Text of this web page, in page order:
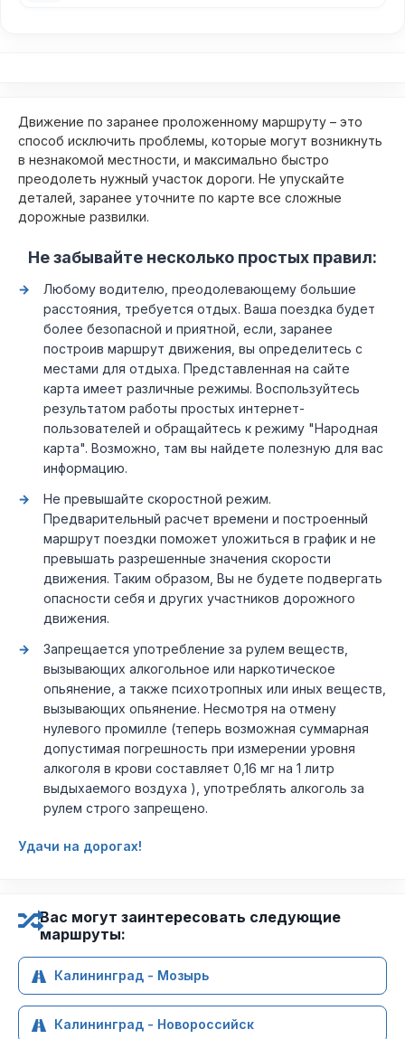
Движение по заранее проложенному маршруту – это
способ исключить проблемы, которые могут возникнуть
в незнакомой местности, и максимально быстро
преодолеть нужный участок дороги. Не упускайте
деталей, заранее уточните по карте все сложные
дорожные развилки.
Не забывайте несколько простых правил:
Любому водителю, преодолевающему большие
расстояния, требуется отдых. Ваша поездка будет
более безопасной и приятной, если, заранее
построив маршрут движения, вы определитесь с
местами для отдыха. Представленная на сайте
карта имеет различные режимы. Воспользуйтесь
результатом работы простых интернет-
пользователей и обращайтесь к режиму "Народная
карта". Возможно, там вы найдете полезную для вас
информацию.
Не превышайте скоростной режим.
Предварительный расчет времени и построенный
маршрут поездки поможет уложиться в график и не
превышать разрешенные значения скорости
движения. Таким образом, Вы не будете подвергать
опасности себя и других участников дорожного
движения.
Запрещается употребление за рулем веществ,
вызывающих алкогольное или наркотическое
опьянение, а также психотропных или иных веществ,
вызывающих опьянение. Несмотря на отмену
нулевого промилле (теперь возможная суммарная
допустимая погрешность при измерении уровня
алкоголя в крови составляет 0,16 мг на 1 литр
выдыхаемого воздуха ), употреблять алкоголь за
рулем строго запрещено.
Удачи на дорогах!
Вас могут заинтересовать следующие
маршруты:
Калининград - Мозырь
Калининград - Новороссийск